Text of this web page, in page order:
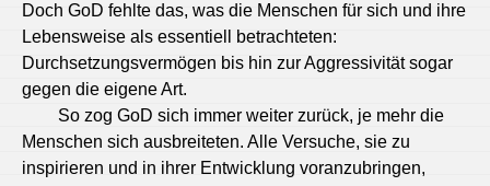
Doch GoD fehlte das, was die Menschen für sich und ihre
Lebensweise als essentiell betrachteten:
Durchsetzungsvermögen bis hin zur Aggressivität sogar
gegen die eigene Art.
So zog GoD sich immer weiter zurück, je mehr die
Menschen sich ausbreiteten. Alle Versuche, sie zu
inspirieren und in ihrer Entwicklung voranzubringen,